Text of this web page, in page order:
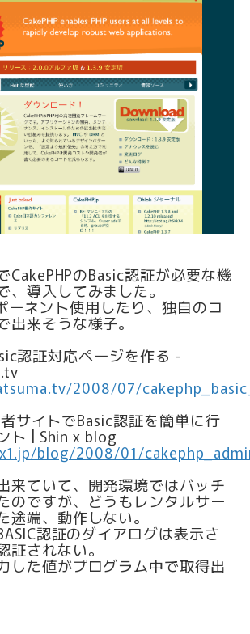
CakePHPのBasic認証が必要な機
、導入してみました。
ーネント使用したり、独自のコ
出来そうな様子。
認証対応ページを作る -
2008/07/
サイトでBasic認証を簡単に行
ト | Shin x blog
blog/2008/01/
来ていて、開発環境ではバッチ
のですが、どうもレンタルサー
途端、動作しない。
認証のダイアログは表示さ
証されない。
した値がプログラム中で取得出